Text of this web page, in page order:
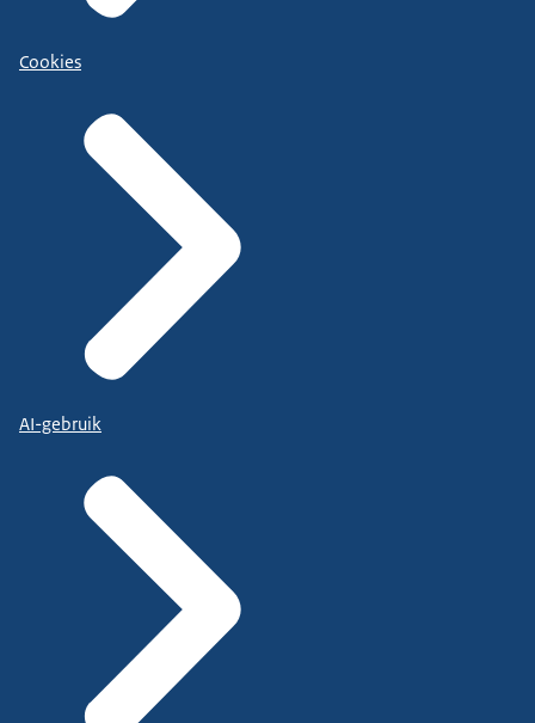
Cookies
AI-gebruik